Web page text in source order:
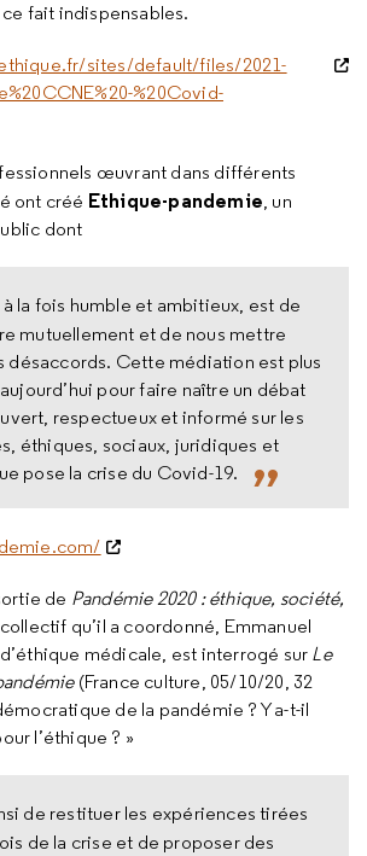
fait indispensables.
sites/default/files/2021-
%20Covid-
œuvrant dans différents
ont créé Ethique-pandemie, un
dont
la fois humble et ambitieux, est de
mutuellement et de nous mettre
désaccords. Cette médiation est plus
pour faire naître un débat
respectueux et informé sur les
éthiques, sociaux, juridiques et
pose la crise du Covid-19.
de Pandémie 2020 : éthique, société,
qu’il a coordonné, Emmanuel
médicale, est interrogé sur Le
(France culture, 05/10/20, 32
de la pandémie ? Y a-t-il
l’éthique ? »
de restituer les expériences tirées
de la crise et de proposer des